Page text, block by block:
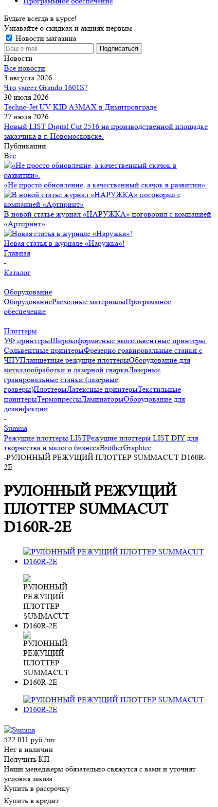
Будьте всегда в курсе!
Узнавайте о скидках и акциях первым
Новости магазина
Новости
Все новости
3 августа 2026
Что умеет Grando 1601S?
30 июля 2026
Techno-Jet UV KID A3MAX в Димитровграде
27 июля 2026
Новый LIST Digital Cut 2516 на производственной площадке
заказчика в г. Новомосковске.
Публикации
Все
«Не просто обновление, а качественный скачок в развитии».
В новой статье журнал «НАРУЖКА» поговорил с компанией
«Артпринт»
Новая статья в журнале «Наружка»!
Главная
-
Каталог
-
Оборудование
ОборудованиеРасходные материалыПрограммное
обеспечение
-
Плоттеры
УФ принтерыШирокоформатные экосольвентные принтеры.
Сольвентные принтерыФрезерно гравировальные станки с
ЧПУПланшетные режущие плоттерыОборудование для
металлообработки и лазерной сваркиЛазерные
гравировальные станки (лазерные
граверы)ПлоттерыЛатексные принтерыТекстильные
принтерыТермопрессыЛаминаторыОборудование для
дезинфекции
-
Summa
Режущие плоттеры LISTРежущие плоттеры LIST DIY для
творчества и малого бизнесаBrotherGraphtec
-РУЛОННЫЙ РЕЖУЩИЙ ПЛОТТЕР SUMMACUT D160R-
2E
РУЛОННЫЙ РЕЖУЩИЙ
ПЛОТТЕР SUMMACUT
D160R-2E
522 011 руб./шт
Нет в наличии
Получить КП
Наши менеджеры обязательно свяжутся с вами и уточнят
условия заказа
Купить в рассрочку
Купить в кредит